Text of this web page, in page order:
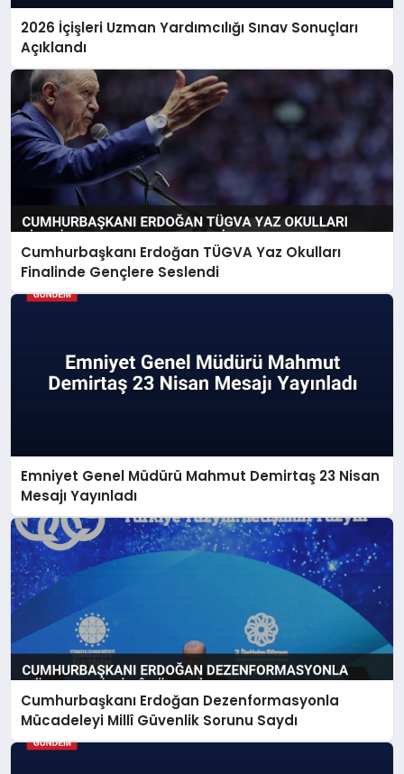
2026 İçişleri Uzman Yardımcılığı Sınav Sonuçları
Açıklandı
Cumhurbaşkanı Erdoğan TÜGVA Yaz Okulları
Finalinde Gençlere Seslendi
Emniyet Genel Müdürü Mahmut Demirtaş 23 Nisan
Mesajı Yayınladı
Cumhurbaşkanı Erdoğan Dezenformasyonla
Mücadeleyi Millî Güvenlik Sorunu Saydı